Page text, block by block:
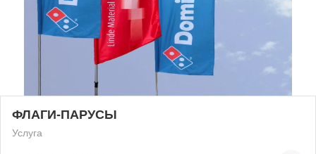
ФЛАГИ-ПАРУСЫ
Услуга